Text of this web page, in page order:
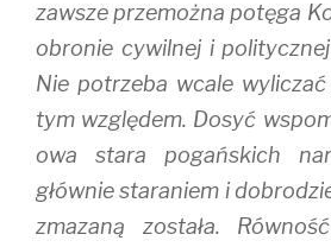
zawsze przemożna potęga
obronie cywilnej i
Nie potrzeba wcale
tym względem. Dosyć
owa stara pogańskich
głównie staraniem i
zmazaną została.